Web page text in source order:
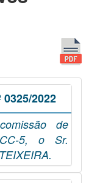
0325/2022
de
5, o Sr.